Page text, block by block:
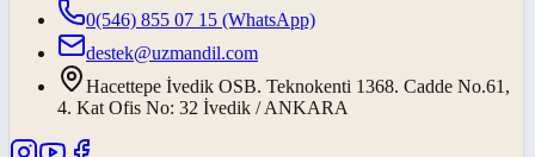
0(546) 855 07 15 (WhatsApp)
destek@uzmandil.com
Hacettepe İvedik OSB. Teknokenti 1368. Cadde No.61,
4. Kat Ofis No: 32 İvedik / ANKARA